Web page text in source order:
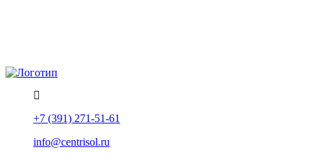
+7 (391) 271-51-61
info@centrisol.ru